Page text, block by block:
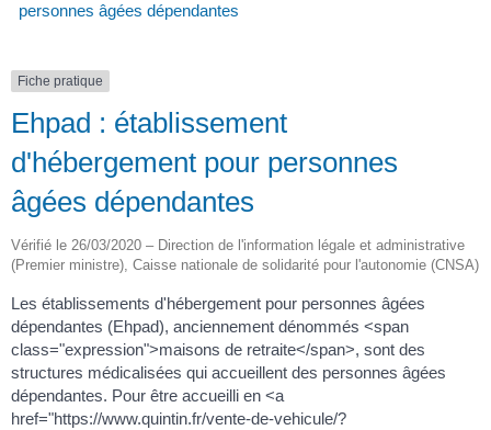
personnes âgées dépendantes
Fiche pratique
Ehpad : établissement
d'hébergement pour personnes
âgées dépendantes
Vérifié le 26/03/2020 – Direction de l'information légale et administrative
(Premier ministre), Caisse nationale de solidarité pour l'autonomie (CNSA)
Les établissements d'hébergement pour personnes âgées
dépendantes (Ehpad), anciennement dénommés <span
class="expression">maisons de retraite</span>, sont des
structures médicalisées qui accueillent des personnes âgées
dépendantes. Pour être accueilli en <a
href="https://www.quintin.fr/vente-de-vehicule/?